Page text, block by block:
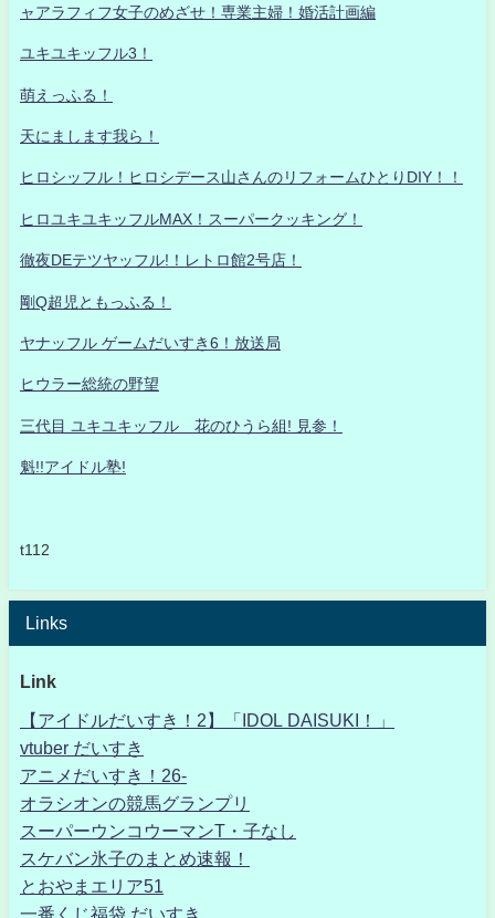
ャアラフィフ女子のめざせ！専業主婦！婚活計画編
ユキユキッフル3！
萌えっふる！
天にまします我ら！
ヒロシッフル！ヒロシデース山さんのリフォームひとりDIY！！
ヒロユキユキッフルMAX！スーパークッキング！
徹夜DEテツヤッフル!！レトロ館2号店！
剛Q超児ともっふる！
ヤナッフル ゲームだいすき6！放送局
ヒウラー総統の野望
三代目 ユキユキッフル 花のひうら組! 見参！
魁!!アイドル塾!
t112
Links
Link
【アイドルだいすき！2】「IDOL DAISUKI！」
vtuber だいすき
アニメだいすき！26-
オラシオンの競馬グランプリ
スーパーウンコウーマンT・子なし
スケバン氷子のまとめ速報！
とおやまエリア51
一番くじ福袋 だいすき